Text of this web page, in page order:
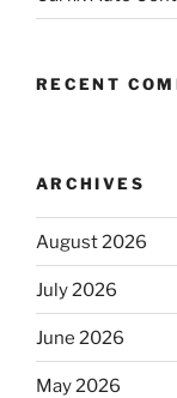
RECENT
ARCHIVES
August 2026
July 2026
June 2026
May 2026